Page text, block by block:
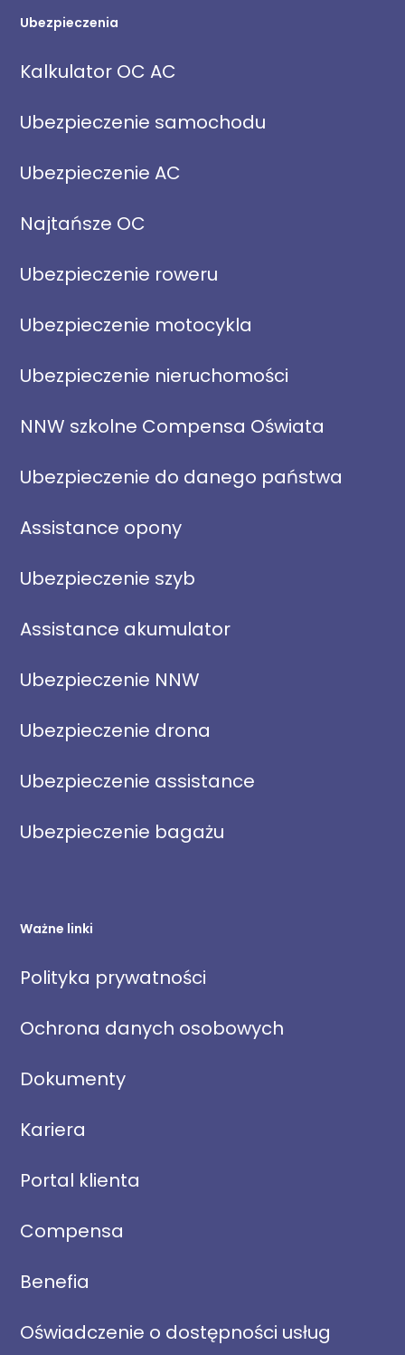
Ubezpieczenia
Kalkulator OC AC
Ubezpieczenie samochodu
Ubezpieczenie AC
Najtańsze OC
Ubezpieczenie roweru
Ubezpieczenie motocykla
Ubezpieczenie nieruchomości
NNW szkolne Compensa Oświata
Ubezpieczenie do danego państwa
Assistance opony
Ubezpieczenie szyb
Assistance akumulator
Ubezpieczenie NNW
Ubezpieczenie drona
Ubezpieczenie assistance
Ubezpieczenie bagażu
Ważne linki
Polityka prywatności
Ochrona danych osobowych
Dokumenty
Kariera
Portal klienta
Compensa
Benefia
Oświadczenie o dostępności usług